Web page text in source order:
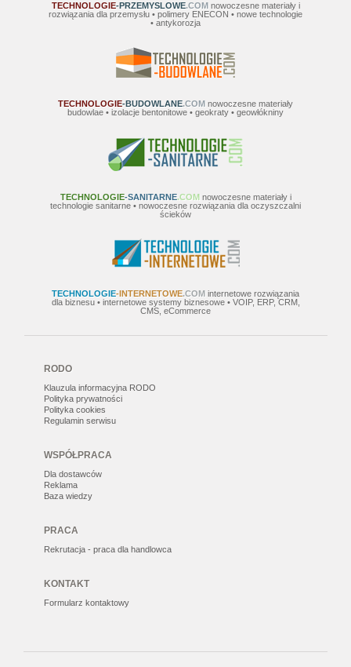
TECHNOLOGIE-PRZEMYSLOWE.COMnowoczesne materiały i
rozwiązania dla przemysłu • polimery ENECON • nowe technologie
• antykorozja
TECHNOLOGIE-BUDOWLANE.COM nowoczesne materiały
budowlae • izolacje bentonitowe • geokraty • geowłókniny
TECHNOLOGIE-SANITARNE.COMnowoczesne materiały i
technologie sanitarne • nowoczesne rozwiązania dla oczyszczalni
ścieków
TECHNOLOGIE-INTERNETOWE.COM internetowe rozwiązania
dla biznesu • internetowe systemy biznesowe • VOIP, ERP, CRM,
CMS, eCommerce
RODO
Klauzula informacyjna RODO
Polityka prywatności
Polityka cookies
Regulamin serwisu
WSPÓŁPRACA
Dla dostawców
Reklama
Baza wiedzy
PRACA
Rekrutacja - praca dla handlowca
KONTAKT
Formularz kontaktowy